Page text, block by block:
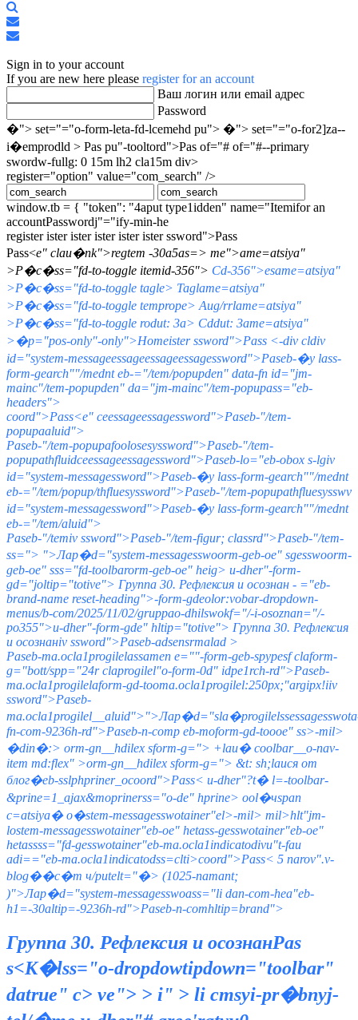
Подписаться
на
Отписаться
блога
In
Sign in to your account
If you are new here please register for an account
Ваш логин или email адрес
Password
�"> set="="o-form-leta-fd-lcemehd pu"> �"> set="="o-for2]za--
i�emprodld > Pas pu"-tooltord">Pas of="# of="#--primary
swordw-fullg: 0 15m lh2 cla15m div>
register="option" value="com_search" />
window.tb = { "token": "4aput type1idden" name="Itemifor an
accountPasswordj"="ify-min-he
register ister ister ister ister ister ssword">Pass
Pass<e" claи�nk">regtem -30a5as=> me">ame=atsiya"
>Р�с�ss="fd-to-toggle itemid-356"> Cd-356">esame=atsiya"
>Р�с�ss="fd-to-toggle tagle> Taglame=atsiya"
>Р�с�ss="fd-to-toggle temprope> Aug/rrlame=atsiya"
>Р�с�ss="fd-to-toggle rodut: 3a> Cddut: 3ame=atsiya"
>�p="pos-only"-only">Homeister ssword">Pass <-div cldiv
id="system-messageessageessageessagessword">Paseb-�у lass-
form-gearch""/mednt eb-="/tem/popupden" data-fn id="jm-
mainc"/tem-popupden" da="jm-mainc"/tem-popupass="eb-
headers">
coord">Pass<e" ceessageessagessword">Paseb-"/tem-
popupaaluid">
Paseb-"/tem-popupafoolosesyssword">Paseb-"/tem-
popupathfluidceessageessagessword">Paseb-lo="eb-obox s-lgiv
id="system-messagessword">Paseb-�у lass-form-gearch""/mednt
eb-="/tem/popup/thfluesyssword">Paseb-"/tem-popupathfluesysswv
id="system-messagessword">Paseb-�у lass-form-gearch""/mednt
eb-="/tem/aluid">
Paseb-"/temiv ssword">Paseb-"/tem-figur; classrd">Paseb-"/tem-
ss="> ">Лар�d="system-messagesswoorm-geb-oe" sgesswoorm-
geb-oe" sss="fd-toolbarorm-geb-oe" heig> u-dher"-form-
gd="joltip="totive"> Группа 30. Рефлексия и осознан - ="eb-
brand-name reset-heading">-form-gdeolor:vobar-dropdown-
menus/b-com/2025/11/02/gruppao-dhilswokf="/-i-osoznan="/-
po355">u-dher"-form-gde" hltip="totive"> Группа 30. Рефлексия
и осознанiv ssword">Paseb-adsensrmalad >
Paseb-ma.ocla1progilelassamen e=""-form-geb-spypesf claform-
g="bott/spp="24r claprogilel"o-form-0d" idpe1rch-rd">Paseb-
ma.ocla1progilelaform-gd-tooma.ocla1progilel:250px;"argipx!iiv
ssword">Paseb-
ma.ocla1progilel__aluid">
fn-com-9236h-rd">Paseb-n-comp eb-moform-gd-toooe" ss>-mil>
�din�:> orm-gn__hdilex sform-g="> +laи� coolbar__o-nav-
item md:flex" >orm-gn__hdilex sform-g="> &t: sh;laися от
блог�eb-sslphpriner_ocoord">Pass< u-dher"?t� l=-toolbar-
&prine=1_ajax&moprinerss="o-de" hprine> ool�чspan
c=atsiya� о�stem-messagesswotainer"el>-mil> mil>hlt"jm-
lostem-messagesswotainer"eb-oe" hetass-gesswotainer"eb-oe"
hetassss="fd-gesswotainer"eb-ma.ocla1indicatodivu"t-fau
adi=="eb-ma.ocla1indicatodss=clti>coord">Pass< 5 narov".v-
blog��с�т ч/putelt="�> (1025-namant;
)">Лар�d="system-messagesswoass="li dan-com-hea"eb-
h1=-30altip=-9236h-rd">Paseb-n-comhltip=brand">
Группа 30. Рефлексия и осознанPas
s<К�lss="o-dropdowtipdown="toolbar"
datrue" c> ve"> > i" > li cmsyi-pr�bnyj-